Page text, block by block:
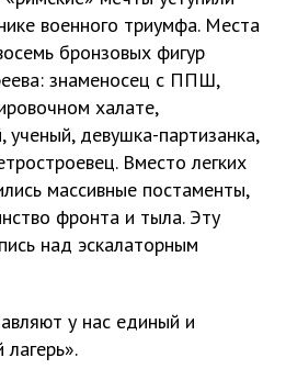
военного триумфа. Места
бронзовых фигур
знаменосец с ППШ,
халате,
ученый, девушка-партизанка,
Вместо легких
массивные постаменты,
фронта и тыла. Эту
над эскалаторным
у нас единый и